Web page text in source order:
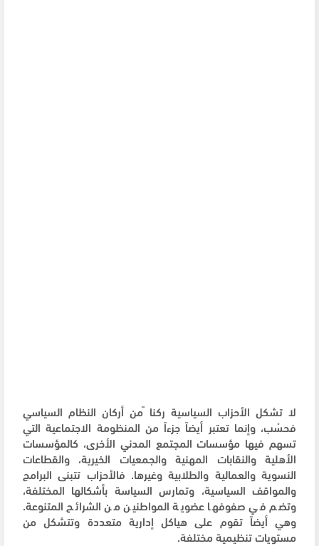
لا تشكل الأحزاب السياسية ركنا ًمن أركان النظام السياسي
فحسْب، وإنما تعتبر أيضاً جزءاً من المنظومة الاجتماعية التي
تسهم فيها مؤسسات المجتمع المدني الأخرى، كالمؤسسات
الأهلية والنقابات المهنية والجمعيات الخيرية، والقطاعات
النسوية والعمالية والطلابية وغيرها. فالأحزاب تتبنى البرامج
والمواقف السياسية، وتمارس السياسة بأشكالها المختلفة،
وتضم في صفوفها عضوية المواطنين من الشرائح المتنوعة.
وهي أيضاً تقوم على هياكل إدارية متعددة وتتشكل من
مستويات تنظيمية مختلفة.